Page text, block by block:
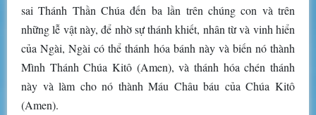
sai Thánh Thần Chúa đến ba lần trên chúng con và trên
những lễ vật này, để nhờ sự thánh khiết, nhân từ và vinh hiển
của Ngài, Ngài có thể thánh hóa bánh này và biến nó thành
Mình Thánh Chúa Kitô (Amen), và thánh hóa chén thánh
này và làm cho nó thành Máu Châu báu của Chúa Kitô
(Amen).